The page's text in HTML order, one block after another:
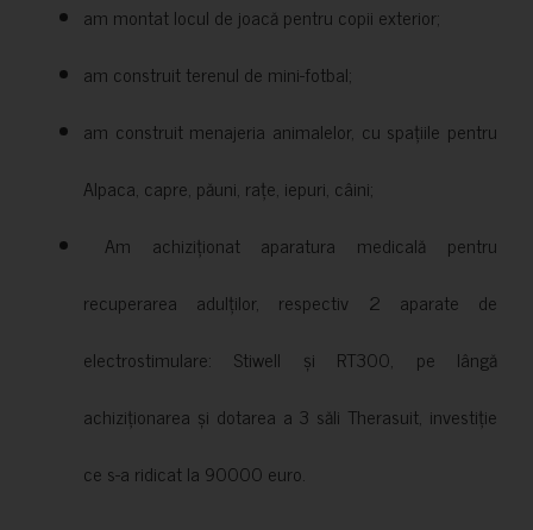
am montat locul de joacă pentru copii exterior;
am construit terenul de mini-fotbal;
am construit menajeria animalelor, cu spațiile pentru
Alpaca, capre, păuni, rațe, iepuri, câini;
Am achiziționat aparatura medicală pentru
recuperarea adulților, respectiv 2 aparate de
electrostimulare: Stiwell și RT300, pe lângă
achiziționarea și dotarea a 3 săli Therasuit, investiție
ce s-a ridicat la 90000 euro.